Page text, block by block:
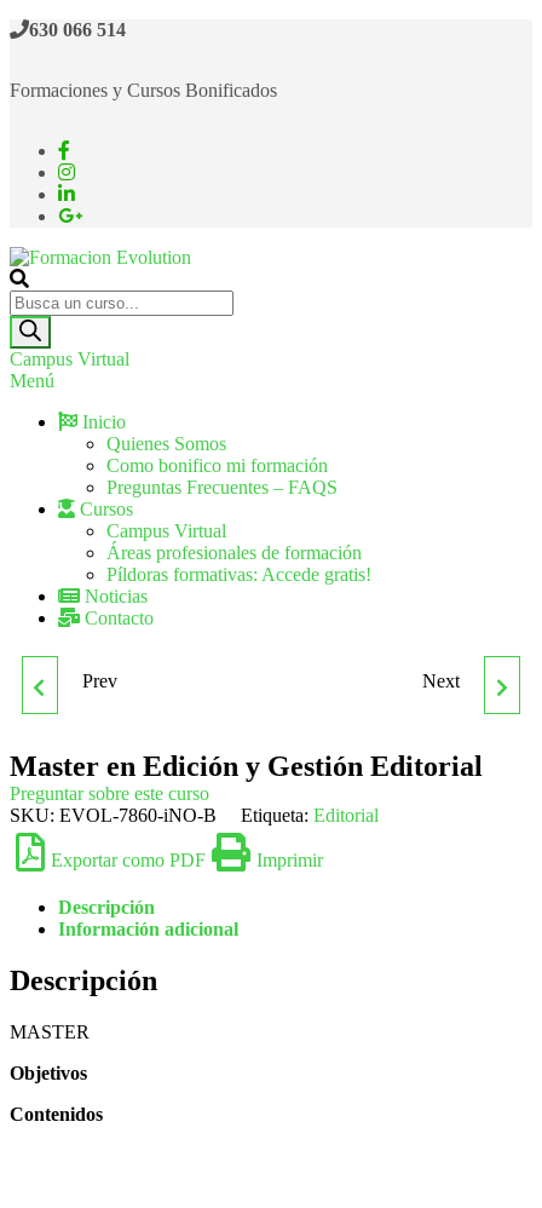
630 066 514
Formaciones y Cursos Bonificados
Formacion Evolution
Cursos de formación continua
Campus Virtual
Menú
Inicio
Quienes Somos
Como bonifico mi formación
Preguntas Frecuentes – FAQS
Cursos
Campus Virtual
Áreas profesionales de formación
Píldoras formativas: Accede gratis!
Noticias
Contacto
SEÑALES DE RADIO Y
TELEVISIÓN,
TELEFONÍA Y REDES DE
VOZ Y DATOS EN
Prev MASTER EN ENERGÍAS
ENERGÉTICA
Next
Master en Edición y Gestión Editorial
Preguntar sobre este curso
SKU: EVOL-7860-iNO-B Etiqueta: Editorial
Exportar como PDF Imprimir
Descripción
Información adicional
Descripción
MASTER
Objetivos
Contenidos